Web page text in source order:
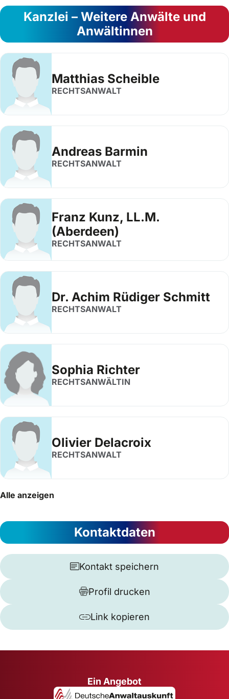
Kanzlei – Weitere Anwälte und
Anwältinnen
Matthias Scheible
RECHTSANWALT
Andreas Barmin
RECHTSANWALT
Franz Kunz, LL.M.
(Aberdeen)
RECHTSANWALT
Dr. Achim Rüdiger Schmitt
RECHTSANWALT
Sophia Richter
RECHTSANWÄLTIN
Olivier Delacroix
RECHTSANWALT
Alle anzeigen
Kontaktdaten
Kontakt speichern
Profil drucken
Link kopieren
Ein Angebot